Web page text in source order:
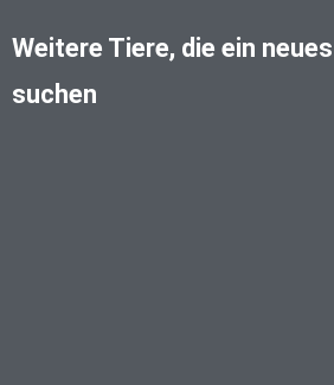
Weitere Tiere, die ein
suchen